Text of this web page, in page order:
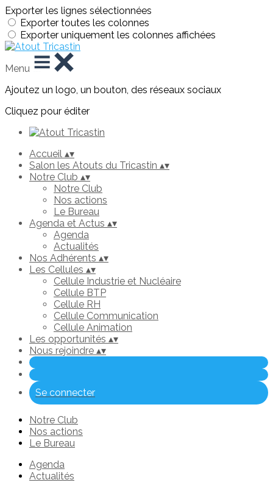
Exporter les lignes sélectionnées
Exporter toutes les colonnes
Exporter uniquement les colonnes affichées
Menu
Ajoutez un logo, un bouton, des réseaux sociaux
Cliquez pour éditer
Accueil ▴▾
Salon les Atouts du Tricastin ▴▾
Notre Club ▴▾
Notre Club
Nos actions
Le Bureau
Agenda et Actus ▴▾
Agenda
Actualités
Nos Adhérents ▴▾
Les Cellules ▴▾
Cellule Industrie et Nucléaire
Cellule BTP
Cellule RH
Cellule Communication
Cellule Animation
Les opportunités ▴▾
Nous rejoindre ▴▾
Se connecter
Notre Club
Nos actions
Le Bureau
Agenda
Actualités